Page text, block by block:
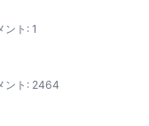
ント: 1
ント: 2464